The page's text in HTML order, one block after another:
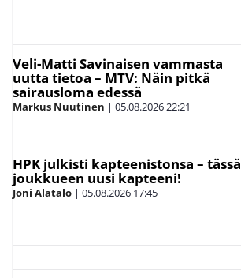
Veli-Matti Savinaisen vammasta
uutta tietoa – MTV: Näin pitkä
sairausloma edessä
Markus Nuutinen | 05.08.202622:21
HPK julkisti kapteenistonsa – tässä
joukkueen uusi kapteeni!
Joni Alatalo | 05.08.2026 17:45